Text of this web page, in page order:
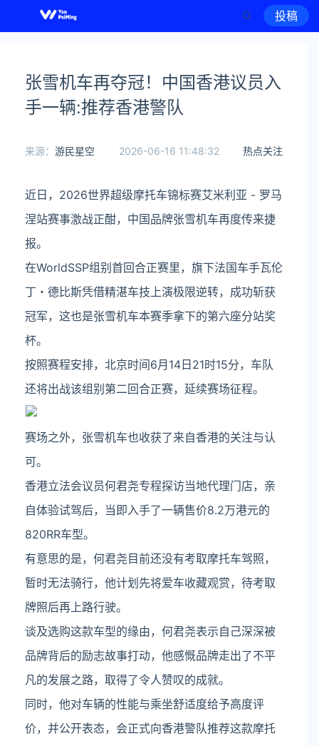
投稿
张雪机车再夺冠！中国香港议员入
手一辆:推荐香港警队
热点关注
来源： 游民星空 2026-06-16 11:48:32
近日，2026世界超级摩托车锦标赛艾米利亚 - 罗马
涅站赛事激战正酣，中国品牌张雪机车再度传来捷
报。
在WorldSSP组别首回合正赛里，旗下法国车手瓦伦
丁・德比斯凭借精湛车技上演极限逆转，成功斩获
冠军，这也是张雪机车本赛季拿下的第六座分站奖
杯。
按照赛程安排，北京时间6月14日21时15分，车队
还将出战该组别第二回合正赛，延续赛场征程。
赛场之外，张雪机车也收获了来自香港的关注与认
可。
香港立法会议员何君尧专程探访当地代理门店，亲
自体验试驾后，当即入手了一辆售价8.2万港元的
820RR车型。
有意思的是，何君尧目前还没有考取摩托车驾照，
暂时无法骑行，他计划先将爱车收藏观赏，待考取
牌照后再上路行驶。
谈及选购这款车型的缘由，何君尧表示自己深深被
品牌背后的励志故事打动，他感慨品牌走出了不平
凡的发展之路，取得了令人赞叹的成就。
同时，他对车辆的性能与乘坐舒适度给予高度评
价，并公开表态，会正式向香港警队推荐这款摩托